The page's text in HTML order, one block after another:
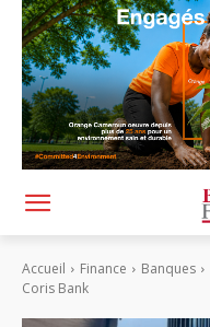
Accueil Finance Banques
Coris Bank